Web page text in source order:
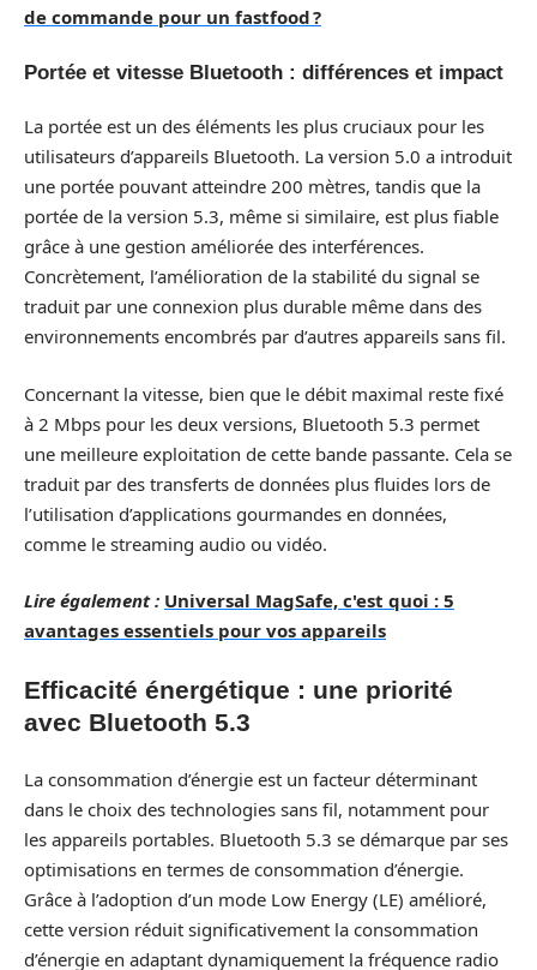
de commande pour un fastfood ?
Portée et vitesse Bluetooth : différences et impact
La portée est un des éléments les plus cruciaux pour les
utilisateurs d’appareils Bluetooth. La version 5.0 a introduit
une portée pouvant atteindre 200 mètres, tandis que la
portée de la version 5.3, même si similaire, est plus fiable
grâce à une gestion améliorée des interférences.
Concrètement, l’amélioration de la stabilité du signal se
traduit par une connexion plus durable même dans des
environnements encombrés par d’autres appareils sans fil.
Concernant la vitesse, bien que le débit maximal reste fixé
à 2 Mbps pour les deux versions, Bluetooth 5.3 permet
une meilleure exploitation de cette bande passante. Cela se
traduit par des transferts de données plus fluides lors de
l’utilisation d’applications gourmandes en données,
comme le streaming audio ou vidéo.
Lire également : Universal MagSafe, c'est quoi : 5
avantages essentiels pour vos appareils
Efficacité énergétique : une priorité
avec Bluetooth 5.3
La consommation d’énergie est un facteur déterminant
dans le choix des technologies sans fil, notamment pour
les appareils portables. Bluetooth 5.3 se démarque par ses
optimisations en termes de consommation d’énergie.
Grâce à l’adoption d’un mode Low Energy (LE) amélioré,
cette version réduit significativement la consommation
d’énergie en adaptant dynamiquement la fréquence radio